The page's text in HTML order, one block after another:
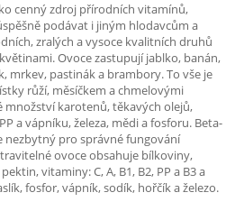
cenný zdroj přírodních vitamínů,
podávat i jiným hlodavcům a
zralých a vysoce kvalitních druhů
Ovoce zastupují jablko, banán,
mrkev, pastinák a brambory. To vše je
růží, měsíčkem a chmelovými
množství karotenů, těkavých olejů,
a vápníku, železa, mědi a fosforu. Beta-
pro správné fungování
ovoce obsahuje bílkoviny,
vitaminy: C, A, B1, B2, PP a B3 a
fosfor, vápník, sodík, hořčík a železo.